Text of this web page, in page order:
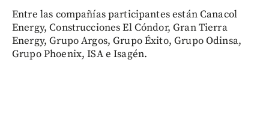
Entre las compañías participantes están Canacol
Energy, Construcciones El Cóndor, Gran Tierra
Energy, Grupo Argos, Grupo Éxito, Grupo Odinsa,
Grupo Phoenix, ISA e Isagén.